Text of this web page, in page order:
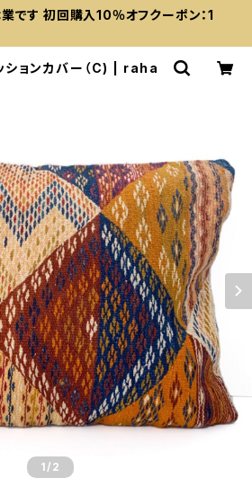
す 初回購入10％オフクーポン：1
ションカバー（C) | raha
1 /2